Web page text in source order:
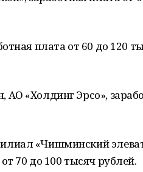
плата от 60 до 120
«Холдинг Эрсо»,
«Чишминский
70 до 100 тысяч рублей.